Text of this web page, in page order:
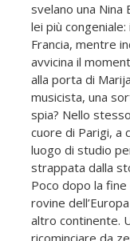
svelano una
lei più congeniale: il
Francia, mentre
avvicina il
alla porta di
musicista, una
spia? Nello
cuore di Parigi, a
luogo di studio
strappata dalla
Poco dopo la
rovine
altro continente.
ricominciare da